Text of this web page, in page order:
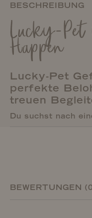
BESCHREIBUNG
Lucky-
Happen
Lucky-Pet
perfekte
treuen
Du suchst nach
BEWERTUNGEN